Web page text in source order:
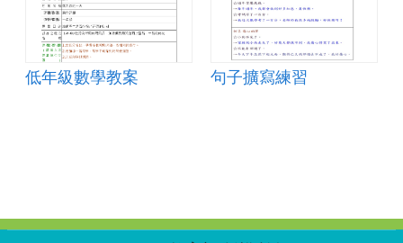
低年級數學教案 句子擴寫練習